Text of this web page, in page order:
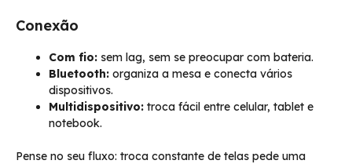
Conexão
Com fio: sem lag, sem se preocupar com bateria.
Bluetooth: organiza a mesa e conecta vários
dispositivos.
Multidispositivo: troca fácil entre celular, tablet e
notebook.
Pense no seu fluxo: troca constante de telas pede uma